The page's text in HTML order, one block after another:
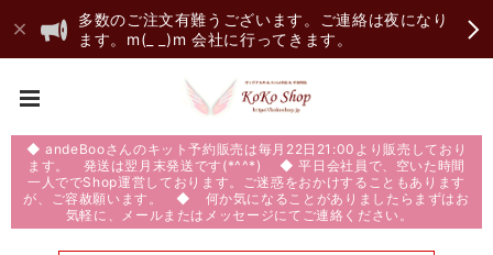
多数のご注文有難うございます。ご連絡は夜になり
ます。m(_ _)m 会社に行ってきます。
◆ andeBooさんのキット予約販売は毎月22日21:00より販売しており
ます。 発送は翌月末発送です(*^^*) ◆ 平日会社員で、空いた時間
一人ででShop運営しております。ご迷惑をおかけすることもあります
が、ご容赦願います。 ◆ 何か気になることがありましたらまずはお
気軽に、メールまたはメッセージにてご連絡ください。